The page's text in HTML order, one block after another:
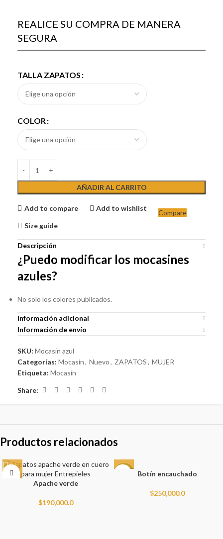
REALICE SU COMPRA DE MANERA
SEGURA
TALLA ZAPATOS
COLOR
AÑADIR AL CARRITO
Add to compare Add to wishlist
Compare
Size guide
Descripción
¿Puedo modificar los mocasines
azules?
No solo los colores publicados.
Información adicional
Información de envío
SKU: Mocasín azul
Categorías: Mocasín, Nuevo, ZAPATOS, MUJER
Etiqueta: Mocasín
Share:
Productos relacionados
Apache verde
$190,000.0
Botín encauchado
$250,000.0